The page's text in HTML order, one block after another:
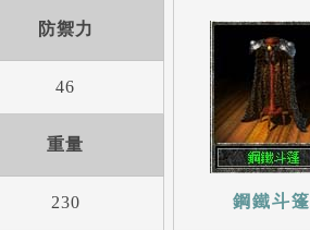
防禦力
46
重量
230 鋼鐵斗篷